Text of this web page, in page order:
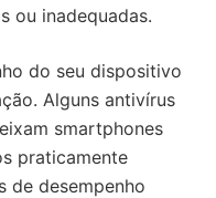
ou inadequadas.
do seu dispositivo
Alguns antivírus
smartphones
praticamente
de desempenho